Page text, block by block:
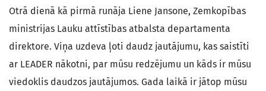
Otrā dienā kā pirmā runāja Liene Jansone, Zemkopības
ministrijas Lauku attīstības atbalsta departamenta
direktore. Viņa uzdeva ļoti daudz jautājumu, kas saistīti
ar LEADER nākotni, par mūsu redzējumu un kāds ir mūsu
viedoklis daudzos jautājumos. Gada laikā ir jātop mūsu